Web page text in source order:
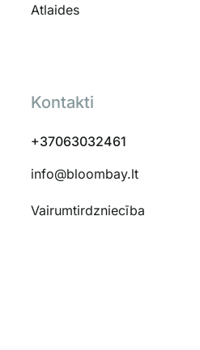
Atlaides
Kontakti
+37063032461
info@bloombay.lt
Vairumtirdzniecība